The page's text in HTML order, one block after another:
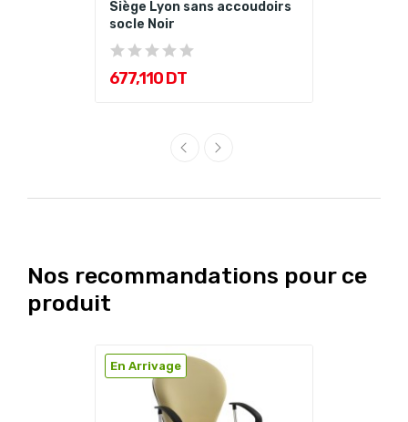
Siège Lyon sans accoudoirs
socle Noir
677,110 DT
Nos recommandations pour ce
produit
En Arrivage